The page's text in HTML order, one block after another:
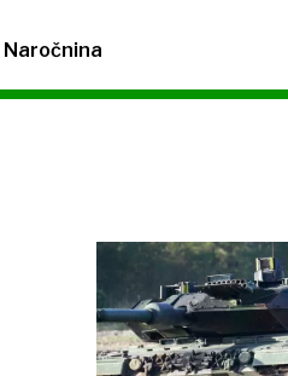
Naročnina